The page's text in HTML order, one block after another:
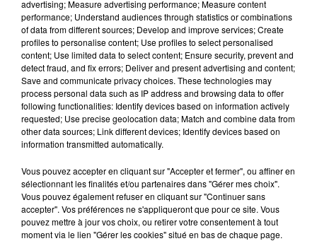
0:00 26 min 26 sec
23 mai 2026 - 26 min 26 sec
DJ EAZY K 21H18 du 23.05.2026
Hard Level
advertising; Measure advertising performance; Measure content
performance; Understand audiences through statistics or combinations
of data from different sources; Develop and improve services; Create
profiles to personalise content; Use profiles to select personalised
content; Use limited data to select content; Ensure security, prevent and
detect fraud, and fix errors; Deliver and present advertising and content;
Save and communicate privacy choices. These technologies may
process personal data such as IP address and browsing data to offer
following functionalities: Identify devices based on information actively
requested; Use precise geolocation data; Match and combine data from
other data sources; Link different devices; Identify devices based on
information transmitted automatically.
Vous pouvez accepter en cliquant sur "Accepter et fermer", ou affiner en
sélectionnant les finalités et/ou partenaires dans "Gérer mes choix".
Vous pouvez également refuser en cliquant sur "Continuer sans
accepter". Vos préférences ne s'appliqueront que pour ce site. Vous
pouvez mettre à jour vos choix, ou retirer votre consentement à tout
moment via le lien "Gérer les cookies" situé en bas de chaque page.